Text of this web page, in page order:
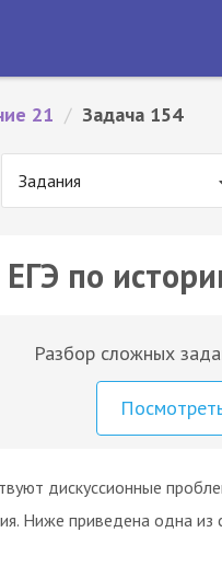
21 / Задача 154
Задания
по
Разбор сложных
дискуссионные
Ниже приведена одна